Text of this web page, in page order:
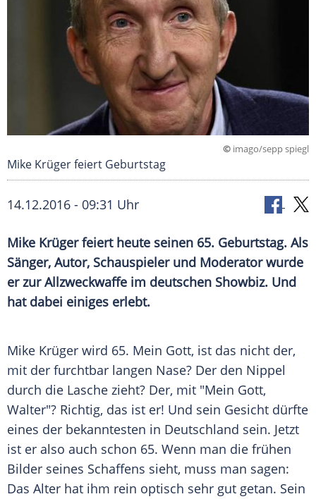
© imago/sepp spiegl
Mike Krüger feiert Geburtstag
14.12.2016 - 09:31 Uhr
Mike Krüger feiert heute seinen 65. Geburtstag. Als
Sänger, Autor, Schauspieler und Moderator wurde
er zur Allzweckwaffe im deutschen Showbiz. Und
hat dabei einiges erlebt.
Mike Krüger wird 65. Mein Gott, ist das nicht der,
mit der furchtbar langen Nase? Der den Nippel
durch die Lasche zieht? Der, mit "Mein Gott,
Walter"? Richtig, das ist er! Und sein Gesicht dürfte
eines der bekanntesten in Deutschland sein. Jetzt
ist er also auch schon 65. Wenn man die frühen
Bilder seines Schaffens sieht, muss man sagen:
Das Alter hat ihm rein optisch sehr gut getan. Sein